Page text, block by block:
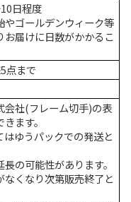
日程度
ゴールデンウィーク等
お届けに日数がかかるこ
点まで
会社(フレーム切手)の表
ます。
はゆうパックでの発送と
の可能性があります。
なくなり次第販売終了と